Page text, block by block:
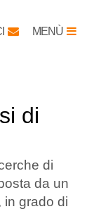
MENÙ
di
di
da un
in grado di